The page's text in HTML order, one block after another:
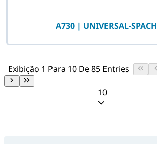
A730 | UNIVERSAL-
Exibição 1 Para 10 De 85 Entries
10